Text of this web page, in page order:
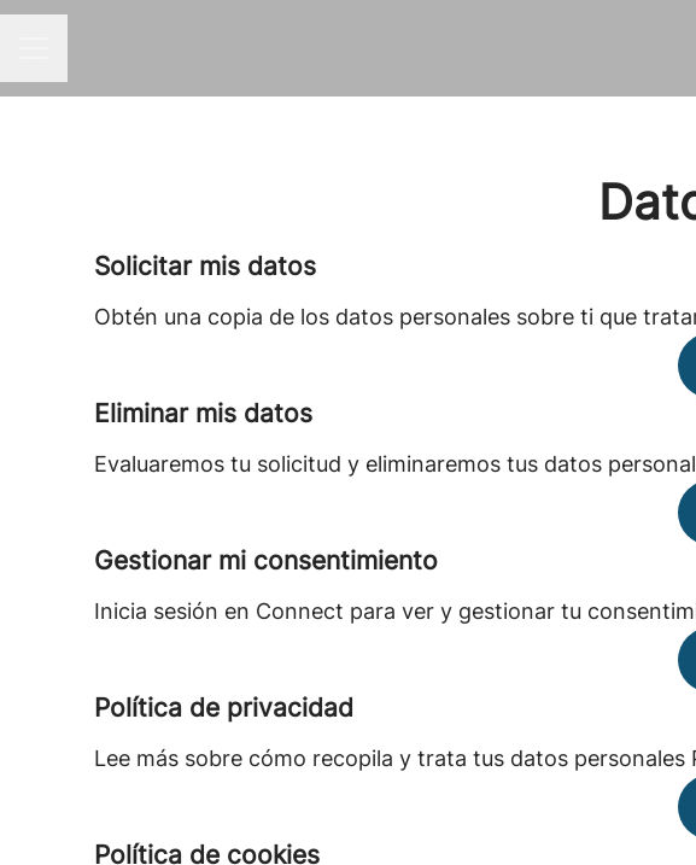
Solicitar mis datos
Obtén una copia de los datos personales sobre ti que
Eliminar mis datos
Evaluaremos tu solicitud y eliminaremos tus datos
Gestionar mi consentimiento
Inicia sesión en Connect para ver y gestionar tu
Política de privacidad
Lee más sobre cómo recopila y trata tus datos personales
Política de cookies